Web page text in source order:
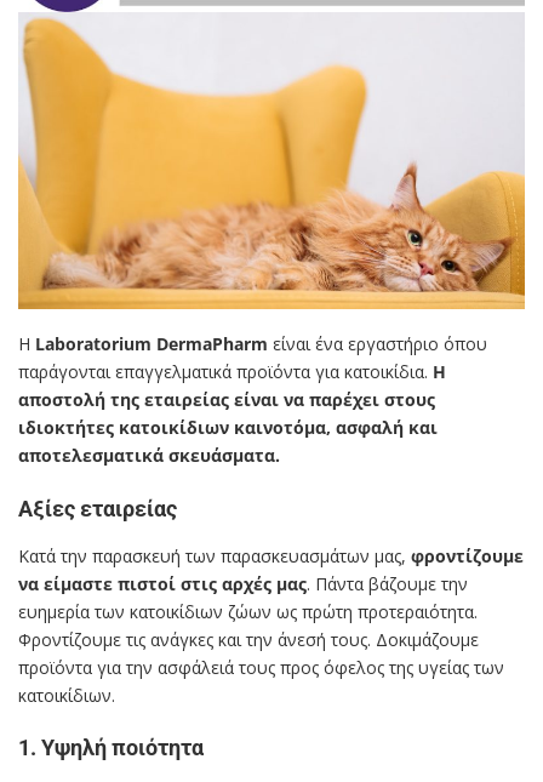
Η Laboratorium DermaPharm είναι ένα εργαστήριο όπου
παράγονται επαγγελματικά προϊόντα για κατοικίδια. Η
αποστολή της εταιρείας είναι να παρέχει στους
ιδιοκτήτες κατοικίδιων καινοτόμα, ασφαλή και
αποτελεσματικά σκευάσματα.
Αξίες εταιρείας
Κατά την παρασκευή των παρασκευασμάτων μας, φροντίζουμε
να είμαστε πιστοί στις αρχές μας. Πάντα βάζουμε την
ευημερία των κατοικίδιων ζώων ως πρώτη προτεραιότητα.
Φροντίζουμε τις ανάγκες και την άνεσή τους. Δοκιμάζουμε
προϊόντα για την ασφάλειά τους προς όφελος της υγείας των
κατοικίδιων.
1. Υψηλή ποιότητα